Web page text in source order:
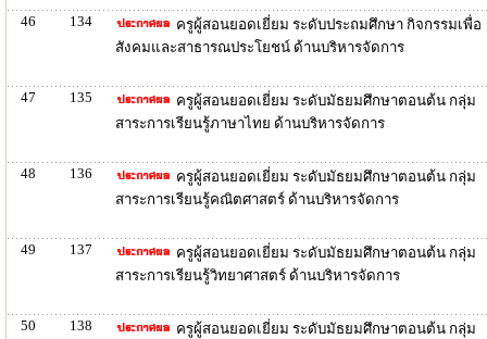
46 134
ครูผู้สอนยอดเยี่ยม ระดับประถมศึกษา กิจกรรมเพื่อ
สังคมและสาธารณประโยชน์ ด้านบริหารจัดการ
47 135
ครูผู้สอนยอดเยี่ยม ระดับมัธยมศึกษาตอนต้น กลุ่ม
สาระการเรียนรู้ภาษาไทย ด้านบริหารจัดการ
48 136
ครูผู้สอนยอดเยี่ยม ระดับมัธยมศึกษาตอนต้น กลุ่ม
สาระการเรียนรู้คณิตศาสตร์ ด้านบริหารจัดการ
49 137
ครูผู้สอนยอดเยี่ยม ระดับมัธยมศึกษาตอนต้น กลุ่ม
สาระการเรียนรู้วิทยาศาสตร์ ด้านบริหารจัดการ
50 138 ครูผู้สอนยอดเยี่ยม ระดับมัธยมศึกษาตอนต้น กลุ่ม